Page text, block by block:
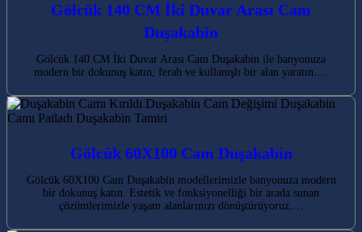
Gölcük 140 CM İki Duvar Arası Cam
Duşakabin
Gölcük 140 CM İki Duvar Arası Cam Duşakabin ile banyonuza
modern bir dokunuş katın, ferah ve kullanışlı bir alan yaratın.…
Gölcük 60X100 Cam Duşakabin
Gölcük 60X100 Cam Duşakabin modellerimizle banyonuza modern
bir dokunuş katın. Estetik ve fonksiyonelliği bir arada sunan
çözümlerimizle yaşam alanlarınızı dönüştürüyoruz.…